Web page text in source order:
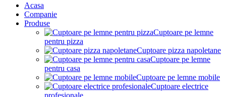
Acasa
Companie
Produse
Cuptoare pe lemne
pentru pizza
Cuptoare pizza napoletane
Cuptoare pe lemne
pentru casa
Cuptoare pe lemne mobile
Cuptoare electrice
profesionale